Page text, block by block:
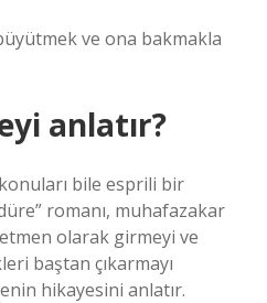
ve ona bakmakla
anlatır?
bile esprili bir
romanı, muhafazakar
olarak girmeyi ve
baştan çıkarmayı
hikayesini anlatır.